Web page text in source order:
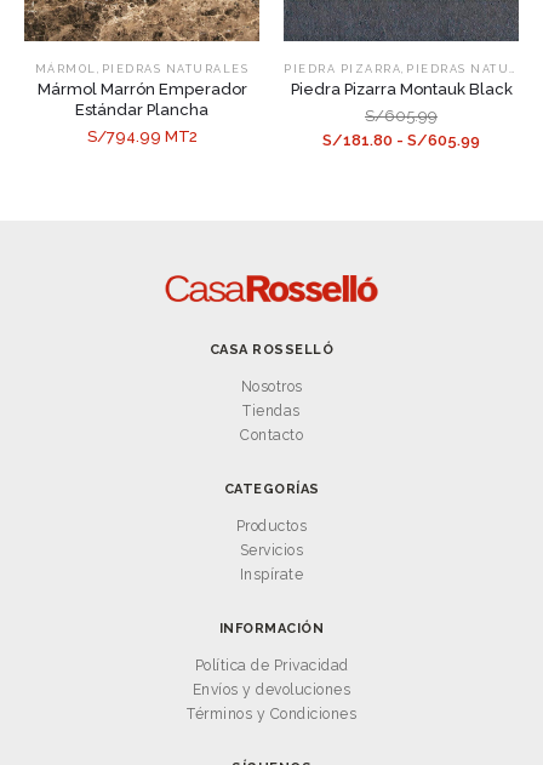
MÁRMOL PIEDRAS NATURALES
Mármol Marrón Emperador
Estándar Plancha
S/794.99 MT2
PIEDRA PIZARRA PIEDRAS NATURALES
Piedra Pizarra Montauk Black
S/605.99
S/181.80 - S/605.99
CASA ROSSELLÓ
Nosotros
Tiendas
Contacto
CATEGORÍAS
Productos
Servicios
Inspírate
INFORMACIÓN
Política de Privacidad
Envíos y devoluciones
Términos y Condiciones